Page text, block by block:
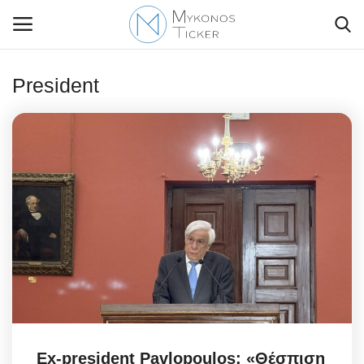
Politique
Business
Travel
President
Ex-president Pavlopoulos: «Θέσπιση